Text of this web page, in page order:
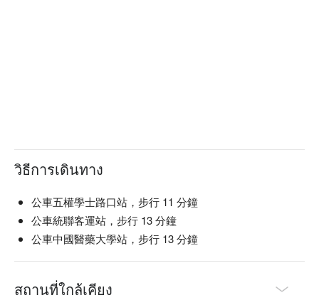
วิธีการเดินทาง
公車五權學士路口站，步行 11 分鐘
公車統聯客運站，步行 13 分鐘
公車中國醫藥大學站，步行 13 分鐘
สถานที่ใกล้เคียง